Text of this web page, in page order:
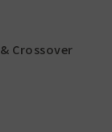
Crossover